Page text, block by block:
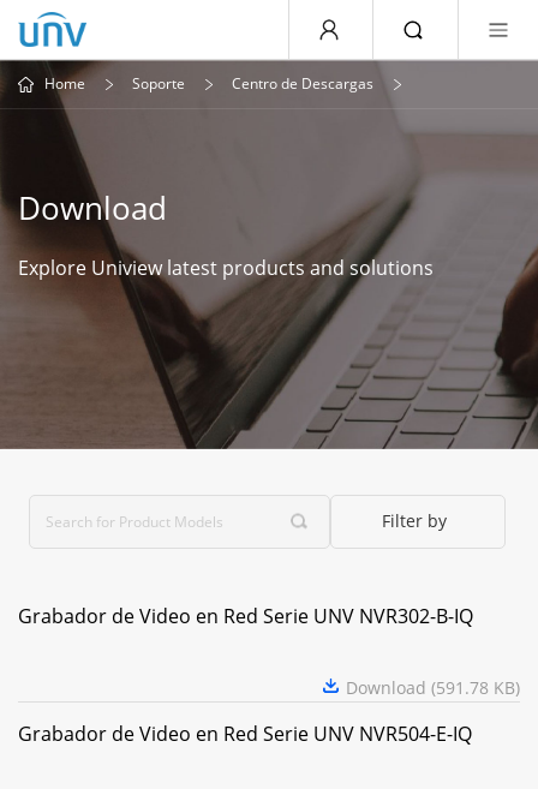
Home Soporte Centro de Descargas
Download
Explore Uniview latest products and solutions
Filter by
Grabador de Video en Red Serie UNV NVR302-B-IQ
Download (591.78 KB)
Grabador de Video en Red Serie UNV NVR504-E-IQ